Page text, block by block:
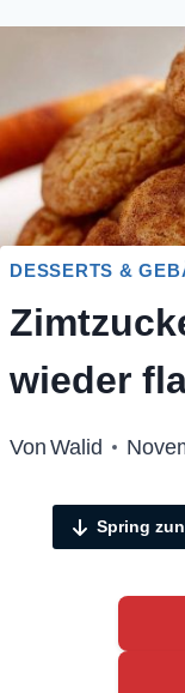
DESSERTS &
wieder
Von Walid
Spring